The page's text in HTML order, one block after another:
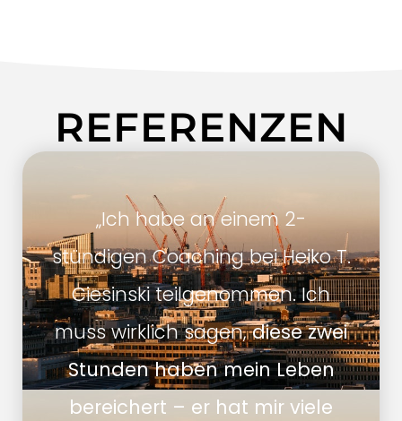
REFERENZEN
„Ich habe an einem 2-
stündigen Coaching bei Heiko T.
Ciesinski teilgenommen. Ich
muss wirklich sagen,diese zwei
Stunden haben mein Leben
bereichert – er hat mir viele